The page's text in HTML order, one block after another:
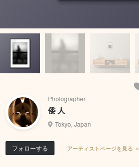
Photographer
倭 人
Tokyo, Japan
フォローする アーティストページを見る ＞